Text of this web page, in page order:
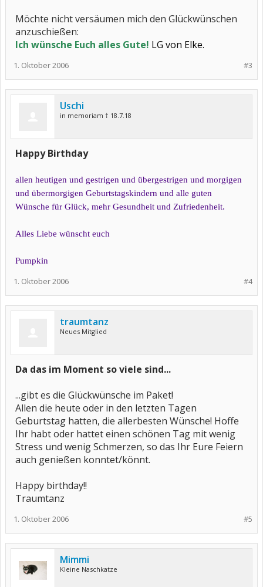
Möchte nicht versäumen mich den Glückwünschen
anzuschießen:
Ich wünsche Euch alles Gute! LG von Elke.
#3
1. Oktober 2006
Uschi
in memoriam † 18.7.18
Happy Birthday
allen heutigen und gestrigen und übergestrigen und morgigen
und übermorgigen Geburtstagskindern und alle guten
Wünsche für Glück, mehr Gesundheit und Zufriedenheit.
Alles Liebe wünscht euch
Pumpkin
#4
1. Oktober 2006
traumtanz
Neues Mitglied
Da das im Moment so viele sind...
...gibt es die Glückwünsche im Paket!
Allen die heute oder in den letzten Tagen
Geburtstag hatten, die allerbesten Wünsche! Hoffe
Ihr habt oder hattet einen schönen Tag mit wenig
Stress und wenig Schmerzen, so das Ihr Eure Feiern
auch genießen konntet/könnt.
Happy birthday!!
Traumtanz
#5
1. Oktober 2006
Mimmi
Kleine Naschkatze